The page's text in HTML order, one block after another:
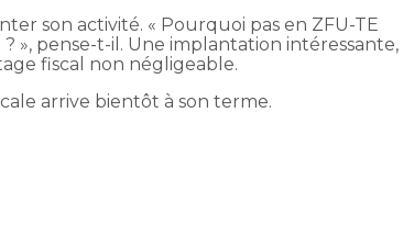
son activité. « Pourquoi pas en ZFU-TE
pense-t-il. Une implantation intéressante,
fiscal non négligeable.
arrive bientôt à son terme.